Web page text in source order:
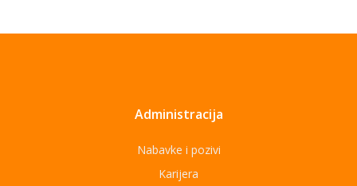
Administracija
Nabavke i pozivi
Karijera